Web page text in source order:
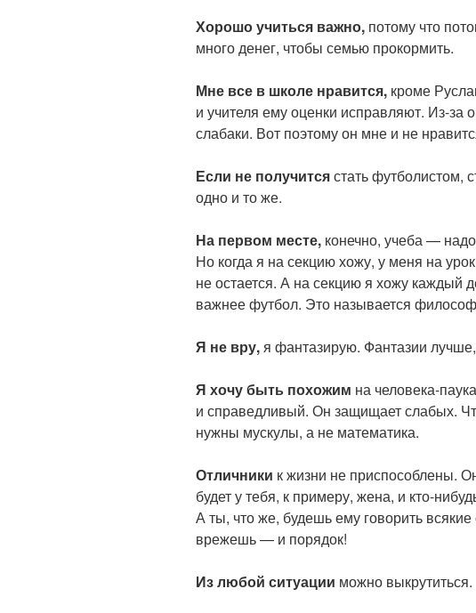
Хорошо учиться важно, потому что
много денег, чтобы семью прокормить.
Мне все в школе нравится, кроме
и учителя ему оценки исправляют. Из-за
слабаки. Вот поэтому он мне и не
Если не получитсястать футболистом,
одно и то же.
На первом месте, конечно, учеба —
Но когда я на секцию хожу, у меня на
не остается. А на секцию я хожу каждый
важнее футбол. Это называется
Я не вру,я фантазирую. Фантазии
Я хочу быть похожим на человека-
и справедливый. Он защищает слабых.
нужны мускулы, а не математика.
Отличники к жизни не приспособлены.
будет у тебя, к примеру, жена, и кто-
А ты, что же, будешь ему говорить
врежешь — и порядок!
Из любой ситуации можно выкрутиться.